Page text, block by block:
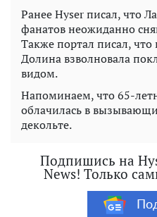
Ранее Hyser писал, что
фанатов неожиданно
Также портал писал,
Долина взволновала
видом.
Напоминаем, что 65-
облачилась в
декольте.
Подпишись на
News! Только